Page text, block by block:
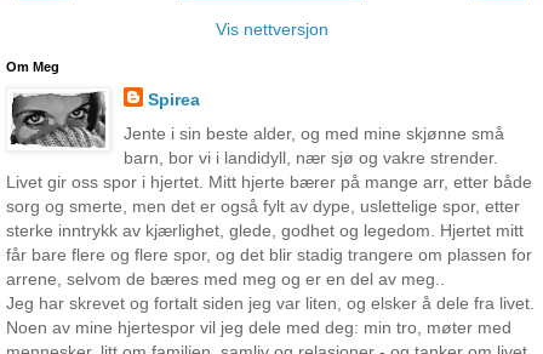
Vis nettversjon
Om Meg
Spirea
Jente i sin beste alder, og med mine skjønne små
barn, bor vi i landidyll, nær sjø og vakre strender.
Livet gir oss spor i hjertet. Mitt hjerte bærer på mange arr, etter både
sorg og smerte, men det er også fylt av dype, uslettelige spor, etter
sterke inntrykk av kjærlighet, glede, godhet og legedom. Hjertet mitt
får bare flere og flere spor, og det blir stadig trangere om plassen for
arrene, selvom de bæres med meg og er en del av meg..
Jeg har skrevet og fortalt siden jeg var liten, og elsker å dele fra livet.
Noen av mine hjertespor vil jeg dele med deg: min tro, møter med